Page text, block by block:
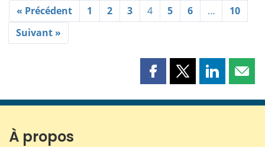
« Précédent 1 2 3 4 5 6 …
10
Suivant »
Partager
page
Partager
page
Partager
page page
À propos